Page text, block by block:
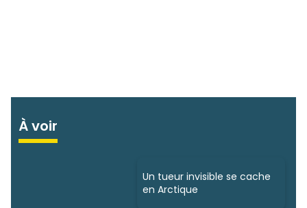
À voir
Un tueur invisible se cache
en Arctique